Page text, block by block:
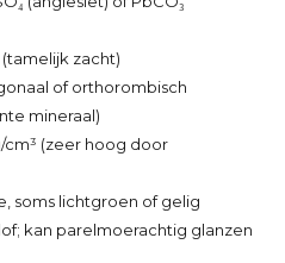
(tamelijk zacht)
of orthorombisch
mineraal)
cm³ (zeer hoog door
soms lichtgroen of gelig
kan parelmoerachtig glanzen